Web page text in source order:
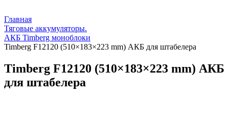
Главная
Тяговые аккумуляторы.
АКБ Timberg моноблоки
Timberg F12120 (510×183×223 mm) АКБ для штабелера
Timberg F12120 (510×183×223 mm) АКБ
для штабелера